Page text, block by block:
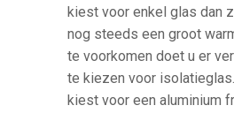
kiest voor enkel glas dan
nog steeds een groot
te voorkomen doet u er
te kiezen voor
kiest voor een aluminium